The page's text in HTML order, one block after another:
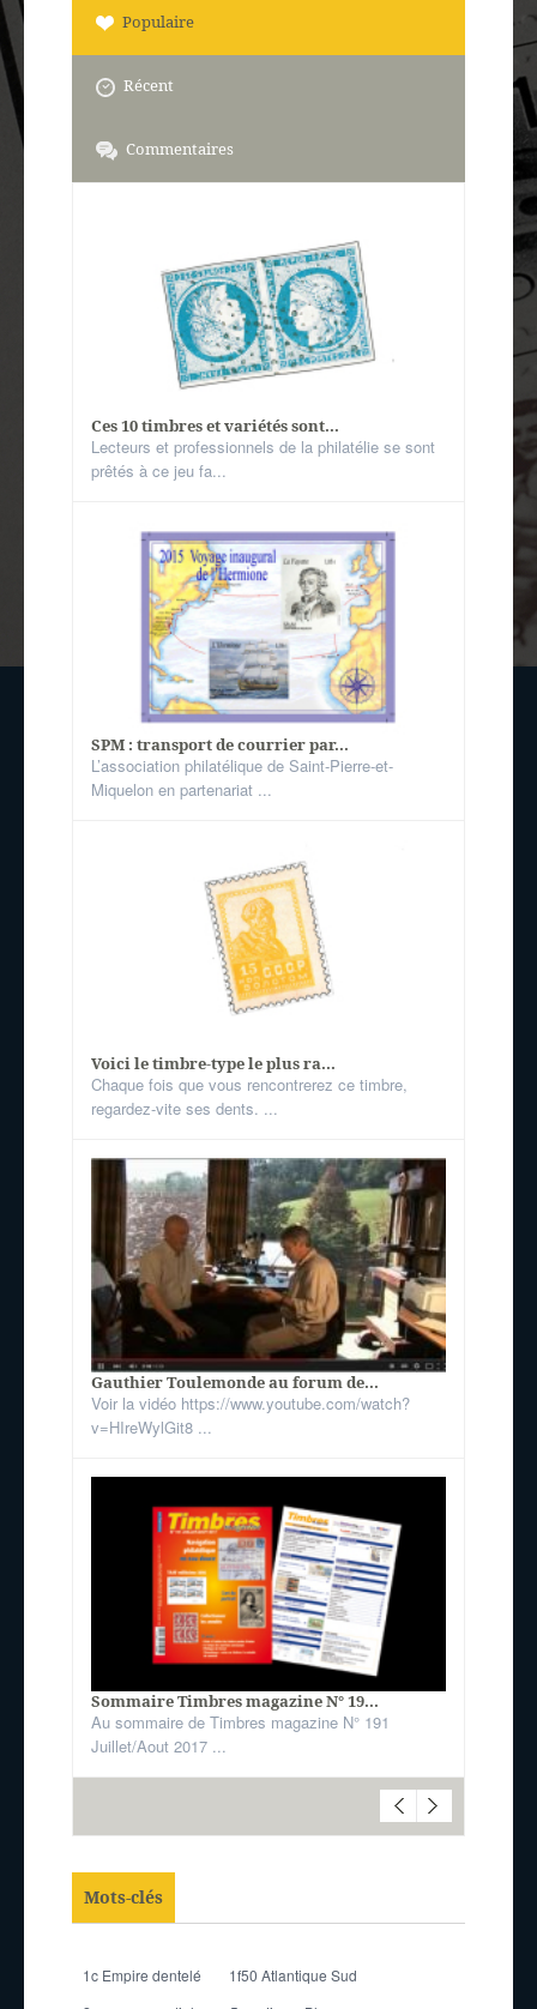
Populaire
Récent
Commentaires
Ces 10 timbres et variétés sont...
Lecteurs et professionnels de la philatélie se sont
prêtés à ce jeu fa...
SPM : transport de courrier par...
L’association philatélique de Saint-Pierre-et-
Miquelon en partenariat ...
Voici le timbre-type le plus ra...
Chaque fois que vous rencontrerez ce timbre,
regardez-vite ses dents. ...
Gauthier Toulemonde au forum de...
Voir la vidéo https://www.youtube.com/watch?
v=HIreWylGit8 ...
Sommaire Timbres magazine N° 19...
Au sommaire de Timbres magazine N° 191
Juillet/Aout 2017 ...
Mots-clés
1c Empire dentelé
1f50 Atlantique Sud